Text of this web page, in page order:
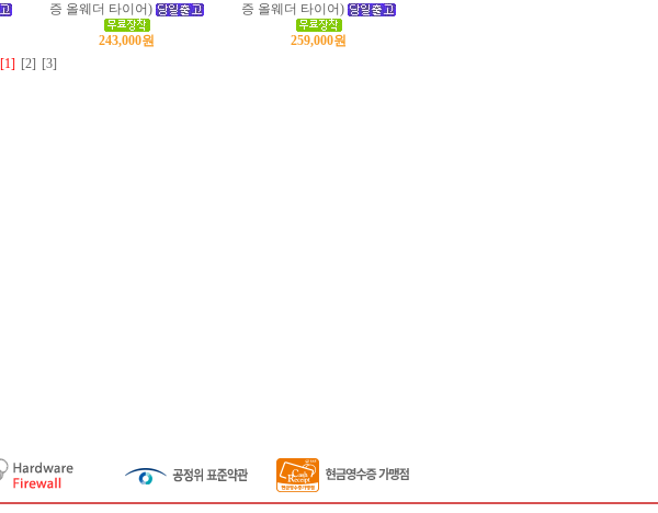
증 올웨더 타이어)
243,000원
증 올웨더 타이어)
259,000원
[1] [2] [3]